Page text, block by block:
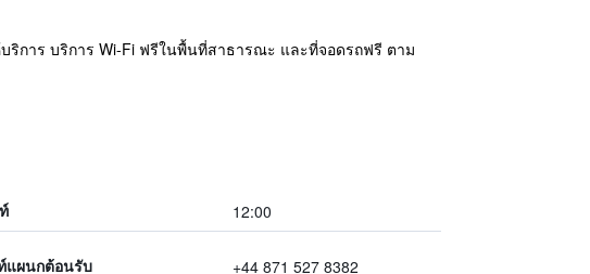
ริการ บริการ Wi-Fi ฟรีในพื้นที่สาธารณะ และที่จอดรถฟรี ตาม
12:00
แผนกต้อนรับ +44 871 527 8382